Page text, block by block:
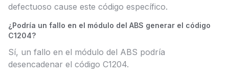
defectuoso cause este código específico.
¿Podría un fallo en el módulo del ABS generar el código
C1204?
Sí, un fallo en el módulo del ABS podría
desencadenar el código C1204.